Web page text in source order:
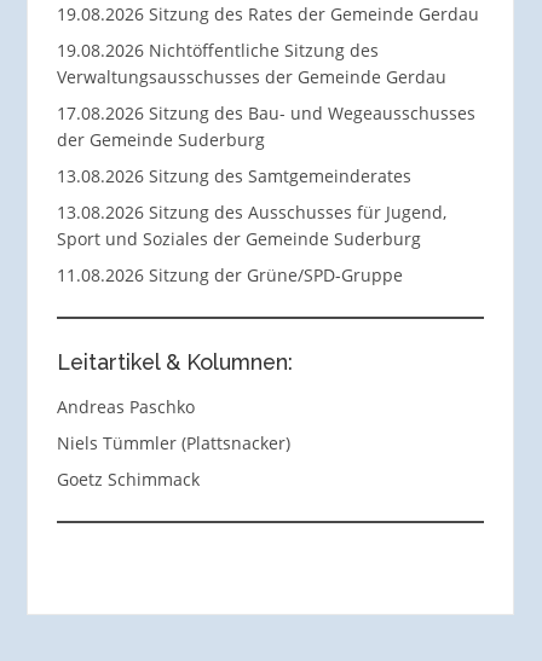
19.08.2026 Sitzung des Rates der Gemeinde Gerdau
19.08.2026 Nichtöffentliche Sitzung des
Verwaltungsausschusses der Gemeinde Gerdau
17.08.2026 Sitzung des Bau- und Wegeausschusses
der Gemeinde Suderburg
13.08.2026 Sitzung des Samtgemeinderates
13.08.2026 Sitzung des Ausschusses für Jugend,
Sport und Soziales der Gemeinde Suderburg
11.08.2026 Sitzung der Grüne/SPD-Gruppe
Leitartikel & Kolumnen:
Andreas Paschko
Niels Tümmler (Plattsnacker)
Goetz Schimmack